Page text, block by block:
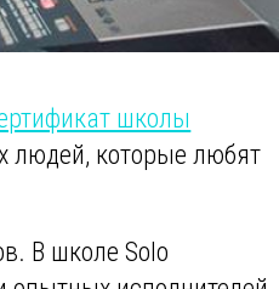
школы
людей, которые любят
В школе Solo